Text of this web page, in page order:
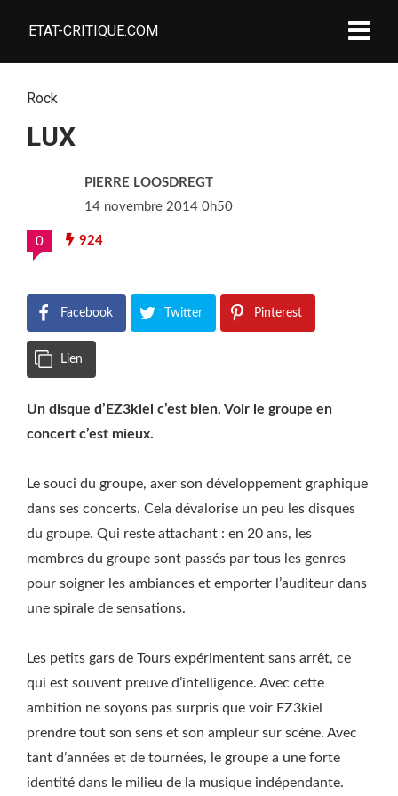
ETAT-CRITIQUE.COM
Rock
LUX
PIERRE LOOSDREGT
14 novembre 2014 0h50
0 924
Facebook Twitter Pinterest
Lien
Un disque d’EZ3kiel c’est bien. Voir le groupe en
concert c’est mieux.
Le souci du groupe, axer son développement graphique
dans ses concerts. Cela dévalorise un peu les disques
du groupe. Qui reste attachant : en 20 ans, les
membres du groupe sont passés par tous les genres
pour soigner les ambiances et emporter l’auditeur dans
une spirale de sensations.
Les petits gars de Tours expérimentent sans arrêt, ce
qui est souvent preuve d’intelligence. Avec cette
ambition ne soyons pas surpris que voir EZ3kiel
prendre tout son sens et son ampleur sur scène. Avec
tant d’années et de tournées, le groupe a une forte
identité dans le milieu de la musique indépendante.